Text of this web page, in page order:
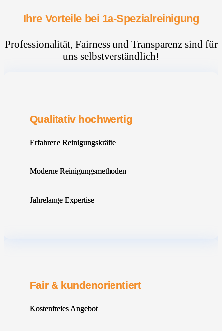
Ihre Vorteile bei 1a-Spezialreinigung
Professionalität, Fairness und Transparenz sind für
uns selbstverständlich!
Qualitativ hochwertig
Erfahrene Reinigungskräfte
Moderne Reinigungsmethoden
Jahrelange Expertise
Fair & kundenorientiert
Kostenfreies Angebot